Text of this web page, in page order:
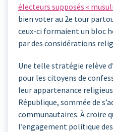
électeurs supposés «
bien voter au 2e tour
ceux-ci formaient un bloc
par des considérations
Une telle stratégie relève
pour les citoyens de
leur appartenance
République, sommée de
communautaires. À croire
l’engagement politique